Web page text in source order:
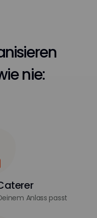
nie:
Anlass passt